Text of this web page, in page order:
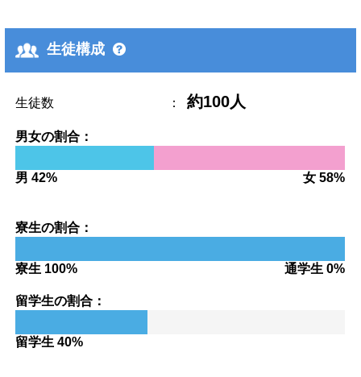
生徒構成
生徒数 ： 約100人
男女の割合：
男 42% 女 58%
寮生の割合：
寮生 100% 通学生 0%
留学生の割合：
留学生 40%